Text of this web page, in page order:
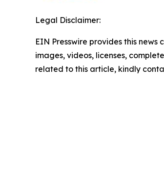
Legal Disclaimer:
EIN Presswire provides this
images, videos, licenses,
related to this article, kindly